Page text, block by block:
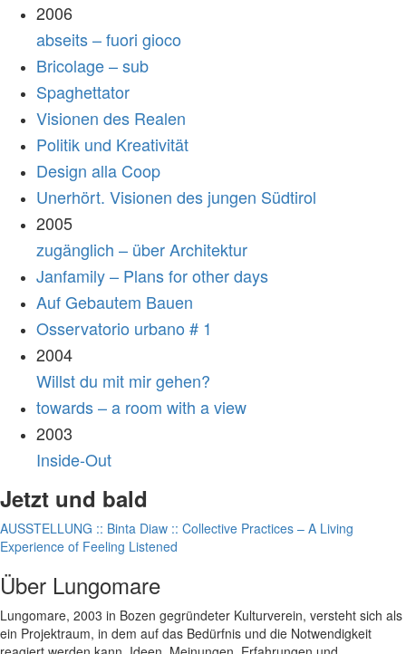
2006
abseits – fuori gioco
Bricolage – sub
Spaghettator
Visionen des Realen
Politik und Kreativität
Design alla Coop
Unerhört. Visionen des jungen Südtirol
2005
zugänglich – über Architektur
Janfamily – Plans for other days
Auf Gebautem Bauen
Osservatorio urbano # 1
2004
Willst du mit mir gehen?
towards – a room with a view
2003
Inside-Out
Jetzt und bald
AUSSTELLUNG :: Binta Diaw :: Collective Practices – A Living
Experience of Feeling Listened
Über Lungomare
Lungomare, 2003 in Bozen gegründeter Kulturverein, versteht sich als
ein Projektraum, in dem auf das Bedürfnis und die Notwendigkeit